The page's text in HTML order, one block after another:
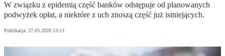
W związku z epidemią część banków odstępuje od planowanych
podwyżek opłat, a niektóre z uch znoszą część już istniejących.
Publikacja: 27.03.2020 13:13